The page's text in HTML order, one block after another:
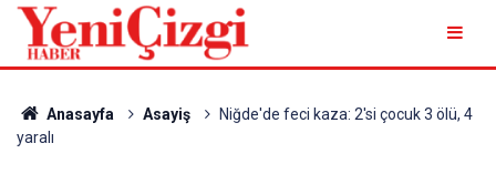
Anasayfa Asayiş
Niğde'de feci kaza: 2'si çocuk 3 ölü, 4
yaralı